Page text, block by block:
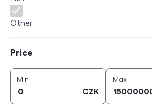
Other
Price
Min
CZK
Maxprice (